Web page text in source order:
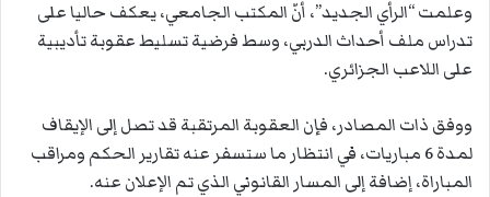
وعلمت “الرأي الجديد”، أنّ المكتب الجامعي، يعكف حاليا على
تدراس ملف أحداث الدربي، وسط فرضية تسليط عقوبة تأديبية
على اللاعب الجزائري.
ووفق ذات المصادر، فإن العقوبة المرتقبة قد تصل إلى الإيقاف
لمدة 6 مباريات، في انتظار ما ستسفر عنه تقارير الحكم ومراقب
المباراة، إضافة إلى المسار القانوني الذي تم الإعلان عنه.